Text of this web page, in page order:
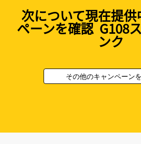
次について現在提
ペーンを確認 G108
ンク
その他のキャンペーン